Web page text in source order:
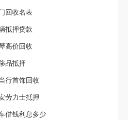
回收名表
抵押贷款
高价回收
品抵押
行首饰回收
劳力士抵押
借钱利息多少